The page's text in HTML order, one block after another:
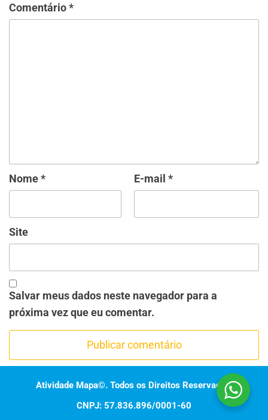
Comentário*
Nome* E-mail *
Site
Salvar meus dados neste navegador para a
próxima vez que eu comentar.
Atividade Mapa©. Todos os Direitos Reservados.
CNPJ: 57.836.896/0001-60